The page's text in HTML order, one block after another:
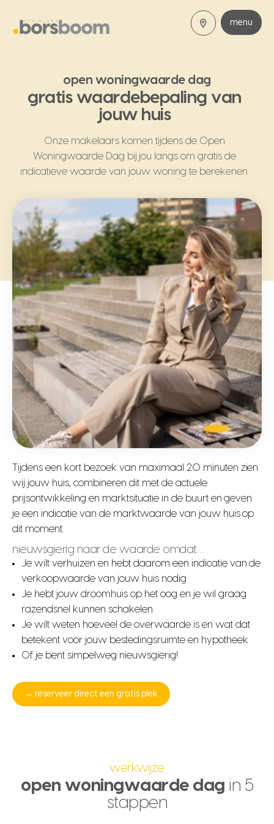
menu
open woningwaarde dag
gratis waardebepaling van
jouw huis
Onze makelaars komen tijdens de Open
Woningwaarde Dag bij jou langs om gratis de
indicatieve waarde van jouw woning te berekenen.
Tijdens een kort bezoek van maximaal 20 minuten zien
wij jouw huis, combineren dit met de actuele
prijsontwikkeling en marktsituatie in de buurt en geven
je een indicatie van de marktwaarde van jouw huis op
dit moment.
nieuwsgierig naar de waarde omdat…
Je wilt verhuizen en hebt daarom een indicatie van de
verkoopwaarde van jouw huis nodig
Je hebt jouw droomhuis op het oog en je wil graag
razendsnel kunnen schakelen
Je wilt weten hoeveel de overwaarde is en wat dat
betekent voor jouw bestedingsruimte en hypotheek
Of je bent simpelweg nieuwsgierig!
→ reserveer direct een gratis plek
werkwijze
open woningwaarde dag in 5
stappen